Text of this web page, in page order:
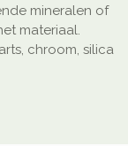
mineralen of
materiaal.
chroom, silica